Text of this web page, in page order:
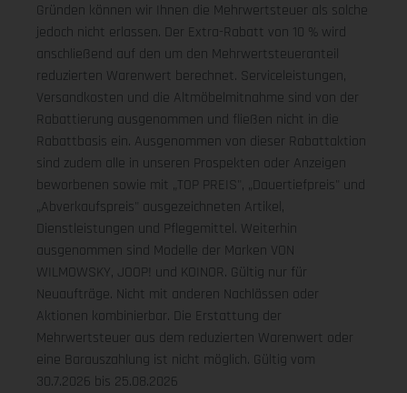
Gründen können wir Ihnen die Mehrwertsteuer als solche
jedoch nicht erlassen. Der Extra-Rabatt von 10 % wird
anschließend auf den um den Mehrwertsteueranteil
reduzierten Warenwert berechnet. Serviceleistungen,
Versandkosten und die Altmöbelmitnahme sind von der
Rabattierung ausgenommen und fließen nicht in die
Rabattbasis ein. Ausgenommen von dieser Rabattaktion
sind zudem alle in unseren Prospekten oder Anzeigen
beworbenen sowie mit „TOP PREIS", „Dauertiefpreis" und
„Abverkaufspreis" ausgezeichneten Artikel,
Dienstleistungen und Pflegemittel. Weiterhin
ausgenommen sind Modelle der Marken VON
WILMOWSKY, JOOP! und KOINOR. Gültig nur für
Neuaufträge. Nicht mit anderen Nachlässen oder
Aktionen kombinierbar. Die Erstattung der
Mehrwertsteuer aus dem reduzierten Warenwert oder
eine Barauszahlung ist nicht möglich. Gültig vom
30.7.2026 bis 25.08.2026